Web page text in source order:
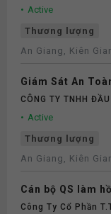
Active
Thương lượng
An Giang, Kiên
Giám Sát An
CÔNG TY TNHH
Active
Thương lượng
An Giang, Kiên
Cán bộ QS làm
Công Ty Cổ Phần